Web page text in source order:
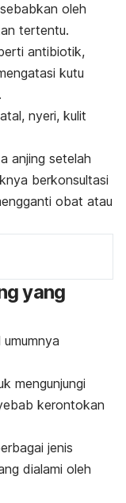
oleh
tertentu.
antibiotik,
kutu
nyeri, kulit
anjing setelah
berkonsultasi
obat atau
yang
mengunjungi
kerontokan
jenis
dialami oleh